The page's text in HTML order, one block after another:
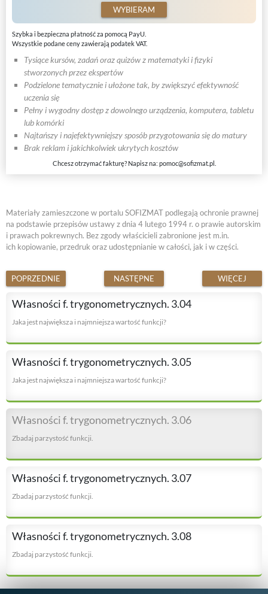
WYBIERAM
Szybka i bezpieczna płatność za pomocą PayU.
Wszystkie podane ceny zawierają podatek VAT.
Tysiące kursów, zadań oraz quizów z matematyki i fizyki
stworzonych przez ekspertów
Podzielone tematycznie i ułożone tak, by zwiększyć efektywność
uczenia się
Pełny i wygodny dostęp z dowolnego urządzenia, komputera, tabletu
lub komórki
Najtańszy i najefektywniejszy sposób przygotowania się do matury
Brak reklam i jakichkolwiek ukrytych kosztów
Chcesz otrzymać fakturę? Napisz na: pomoc@sofizmat.pl
Materiały zamieszczone w portalu SOFIZMAT podlegają ochronie prawnej
na podstawie przepisów ustawy z dnia 4 lutego 1994 r. o prawie autorskim
i prawach pokrewnych. Bez zgody właścicieli zabronione jest m.in.
ich kopiowanie, przedruk oraz udostępnianie w całości, jak i w części.
POPRZEDNIE NASTĘPNE WIĘCEJ
Własności f. trygonometrycznych. 3.04
Jaka jest największa i najmniejsza wartość funkcji?
Własności f. trygonometrycznych. 3.05
Jaka jest największa i najmniejsza wartość funkcji?
Własności f. trygonometrycznych. 3.06
Zbadaj parzystość funkcji.
Własności f. trygonometrycznych. 3.07
Zbadaj parzystość funkcji.
Własności f. trygonometrycznych. 3.08
Zbadaj parzystość funkcji.